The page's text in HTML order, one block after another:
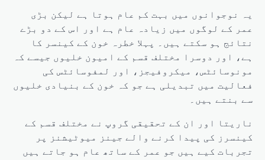
یہ نوجوانوں میں بہت کم عام ہوتا ہے لیکن بڑی
عمر کے لوگوں میں زیادہ عام ہے اور اس کے دو بڑے
نتائج ہو سکتے ہیں۔ پہلا خطرہ خون کے کینسر کا
ہے، اور دوسرا مختلف قسم کے امیون خلیوں جیسے کہ
مونوسائٹس، میکروفیجز، اور لمفوسائٹس کی
فعالیت میں تبدیلی ہے جو کہ خون کے بنیادی خلیوں
سے بنتے ہیں۔
ناریتا اور ان کے تحقیقی گروپ نے مختلف قسم کے
کینسرز کی پیدا کرنے والے جینز میوٹیشنز پر
تجربات کیے ہیں جو عمر کے ساتھ عام ہو جاتے ہیں